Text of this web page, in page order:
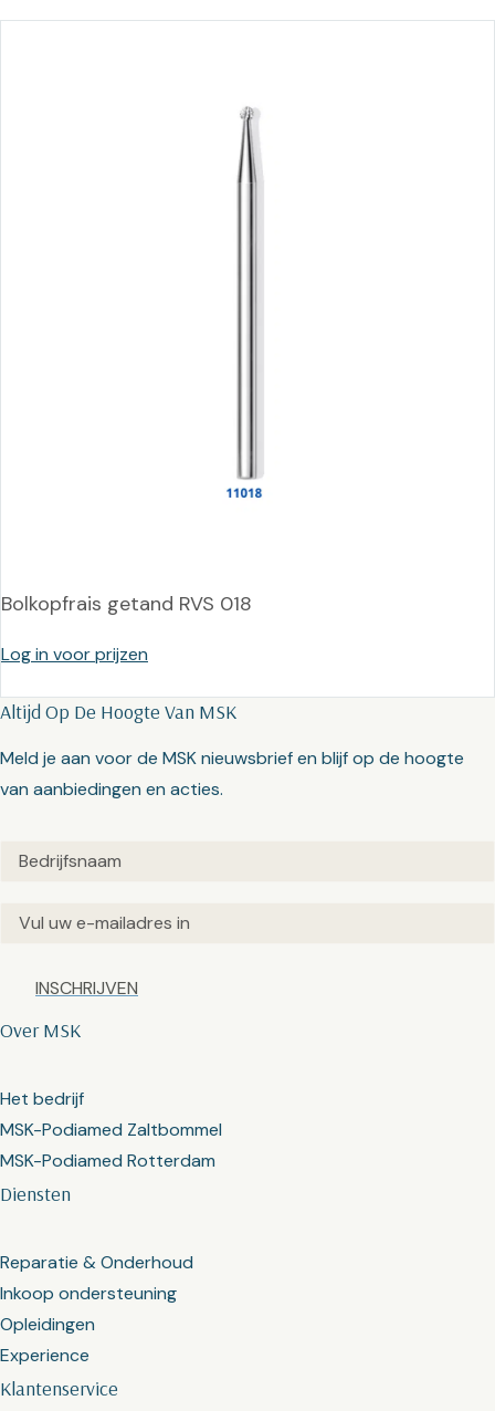
Bolkopfrais getand RVS 018
Log in voor prijzen
Klantenservice
Diensten
Reparatie & Onderhoud
Inkoop ondersteuning
Opleidingen
Experience
Over MSK
Het bedrijf
MSK-Podiamed Zaltbommel
MSK-Podiamed Rotterdam
Altijd Op De Hoogte Van MSK
Meld je aan voor de MSK nieuwsbrief en blijf op de hoogte
van aanbiedingen en acties.
Untitled(Vereist)
Email(Vereist)
Captcha